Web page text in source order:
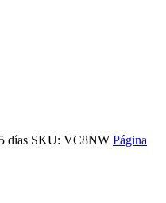
días SKU: VC8NW Página